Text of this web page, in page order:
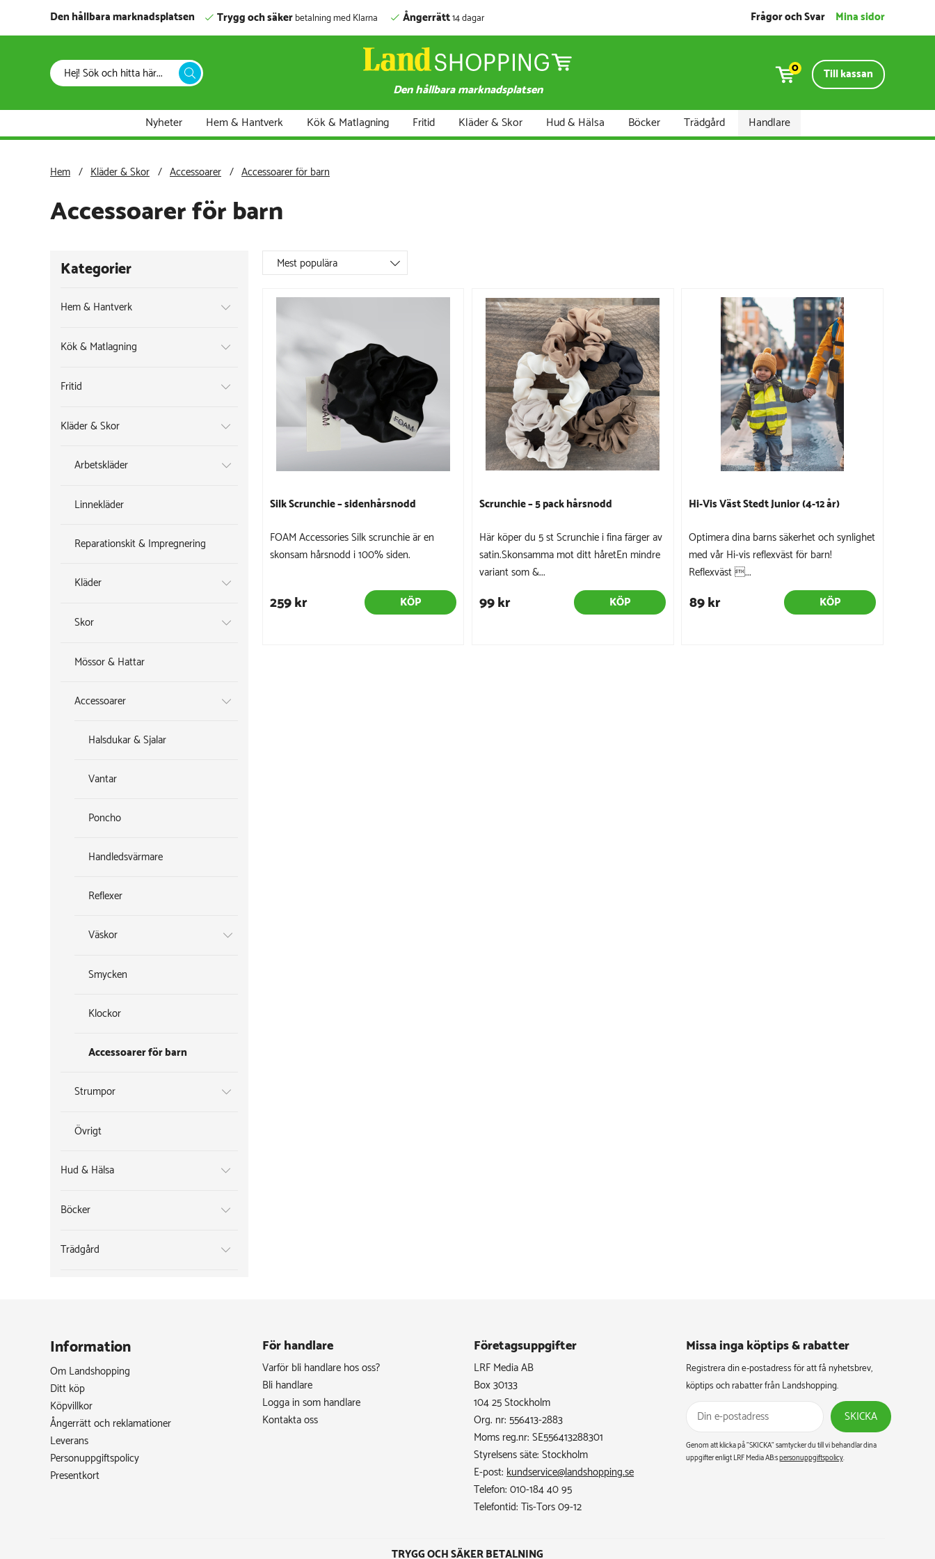
Den hållbara marknadsplatsen Trygg och säkerbetalning med Klarna Ångerrätt14 dagar Frågor och Svar Mina sidor
Den hållbara marknadsplatsen
0 Till kassan
Nyheter Hem & Hantverk Kök & Matlagning Fritid Kläder & Skor Hud & Hälsa Böcker Trädgård Handlare
Hem Kläder & Skor Accessoarer Accessoarer för barn
Accessoarer för barn
Kategorier
Hem & Hantverk
Kök & Matlagning
Fritid
Kläder & Skor
Arbetskläder
Linnekläder
Reparationskit & Impregnering
Kläder
Skor
Mössor & Hattar
Accessoarer
Halsdukar & Sjalar
Vantar
Poncho
Handledsvärmare
Reflexer
Väskor
Smycken
Klockor
Accessoarer för barn
Strumpor
Övrigt
Hud & Hälsa
Böcker
Trädgård
Mest populära
Silk Scrunchie – sidenhårsnodd
FOAM Accessories Silk scrunchie är en
skonsam hårsnodd i 100% siden.
259 kr KÖP
Scrunchie – 5 pack hårsnodd
Här köper du 5 st Scrunchie i fina färger av
satin.Skonsamma mot ditt håretEn mindre
variant som &...
99 kr KÖP
Hi-Vis Väst Stedt Junior (4-12 år)
Optimera dina barns säkerhet och synlighet
med vår Hi-vis reflexväst för barn!
Reflexväst ...
89 kr KÖP
Information
Om Landshopping
Ditt köp
Köpvillkor
Ångerrätt och reklamationer
Leverans
Personuppgiftspolicy
Presentkort
För handlare
Varför bli handlare hos oss?
Bli handlare
Logga in som handlare
Kontakta oss
Företagsuppgifter
LRF Media AB
Box 30133
104 25 Stockholm
Org. nr: 556413-2883
Moms reg.nr: SE556413288301
Styrelsens säte: Stockholm
E-post:kundservice@landshopping.se
Telefon: 010-184 40 95
Telefontid: Tis-Tors 09-12
Missa inga köptips & rabatter​
Registrera din e-postadress för att få nyhetsbrev,
köptips och rabatter från Landshopping.
SKICKA
Genom att klicka på ”SKICKA” samtycker du till vi behandlar dina
uppgifter enligt LRF Media AB:spersonuppgiftspolicy.
TRYGG OCH SÄKER BETALNING